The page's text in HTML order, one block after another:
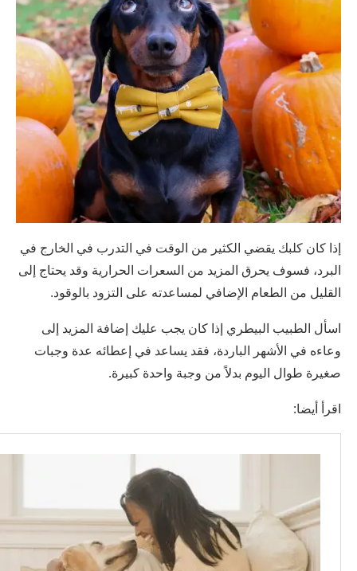
إذا كان كلبك يقضي الكثير من الوقت في التدرب في الخارج في
البرد، فسوف يحرق المزيد من السعرات الحرارية وقد يحتاج إلى
القليل من الطعام الإضافي لمساعدته على التزود بالوقود.
اسأل الطبيب البيطري إذا كان يجب عليك إضافة المزيد إلى
وعاءه في الأشهر الباردة، فقد يساعد في إعطائه عدة وجبات
صغيرة طوال اليوم بدلاً من وجبة واحدة كبيرة.
اقرأ أيضا: